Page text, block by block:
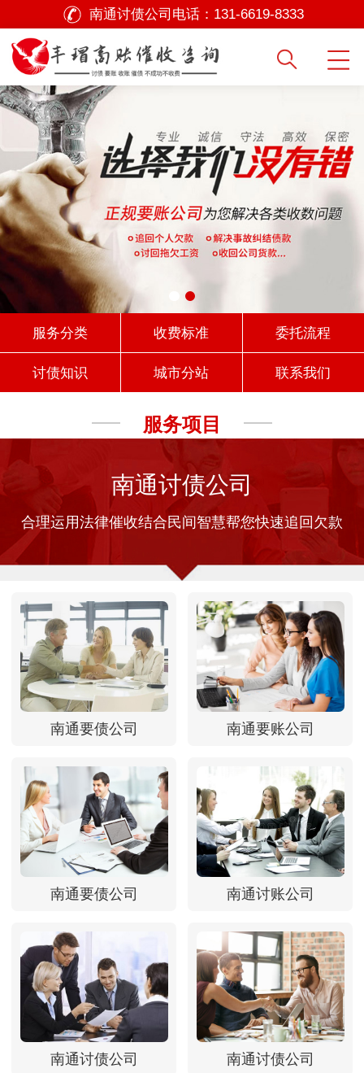
南通讨债公司电话： 131-6619-8333
服务分类 收费标准 委托流程
讨债知识 城市分站 联系我们
服务项目
南通讨债公司
合理运用法律催收结合民间智慧帮您快速追回欠款
南通要债公司 南通要账公司
南通要债公司 南通讨账公司
南通讨债公司 南通讨债公司